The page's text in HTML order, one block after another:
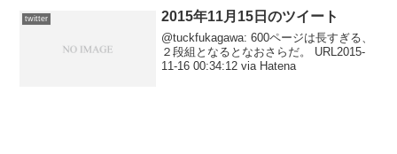
twitter 2015年11月15日のツイート
@tuckfukagawa: 600ページは長すぎる、
２段組となるとなおさらだ。 URL2015-
11-16 00:34:12 via Hatena